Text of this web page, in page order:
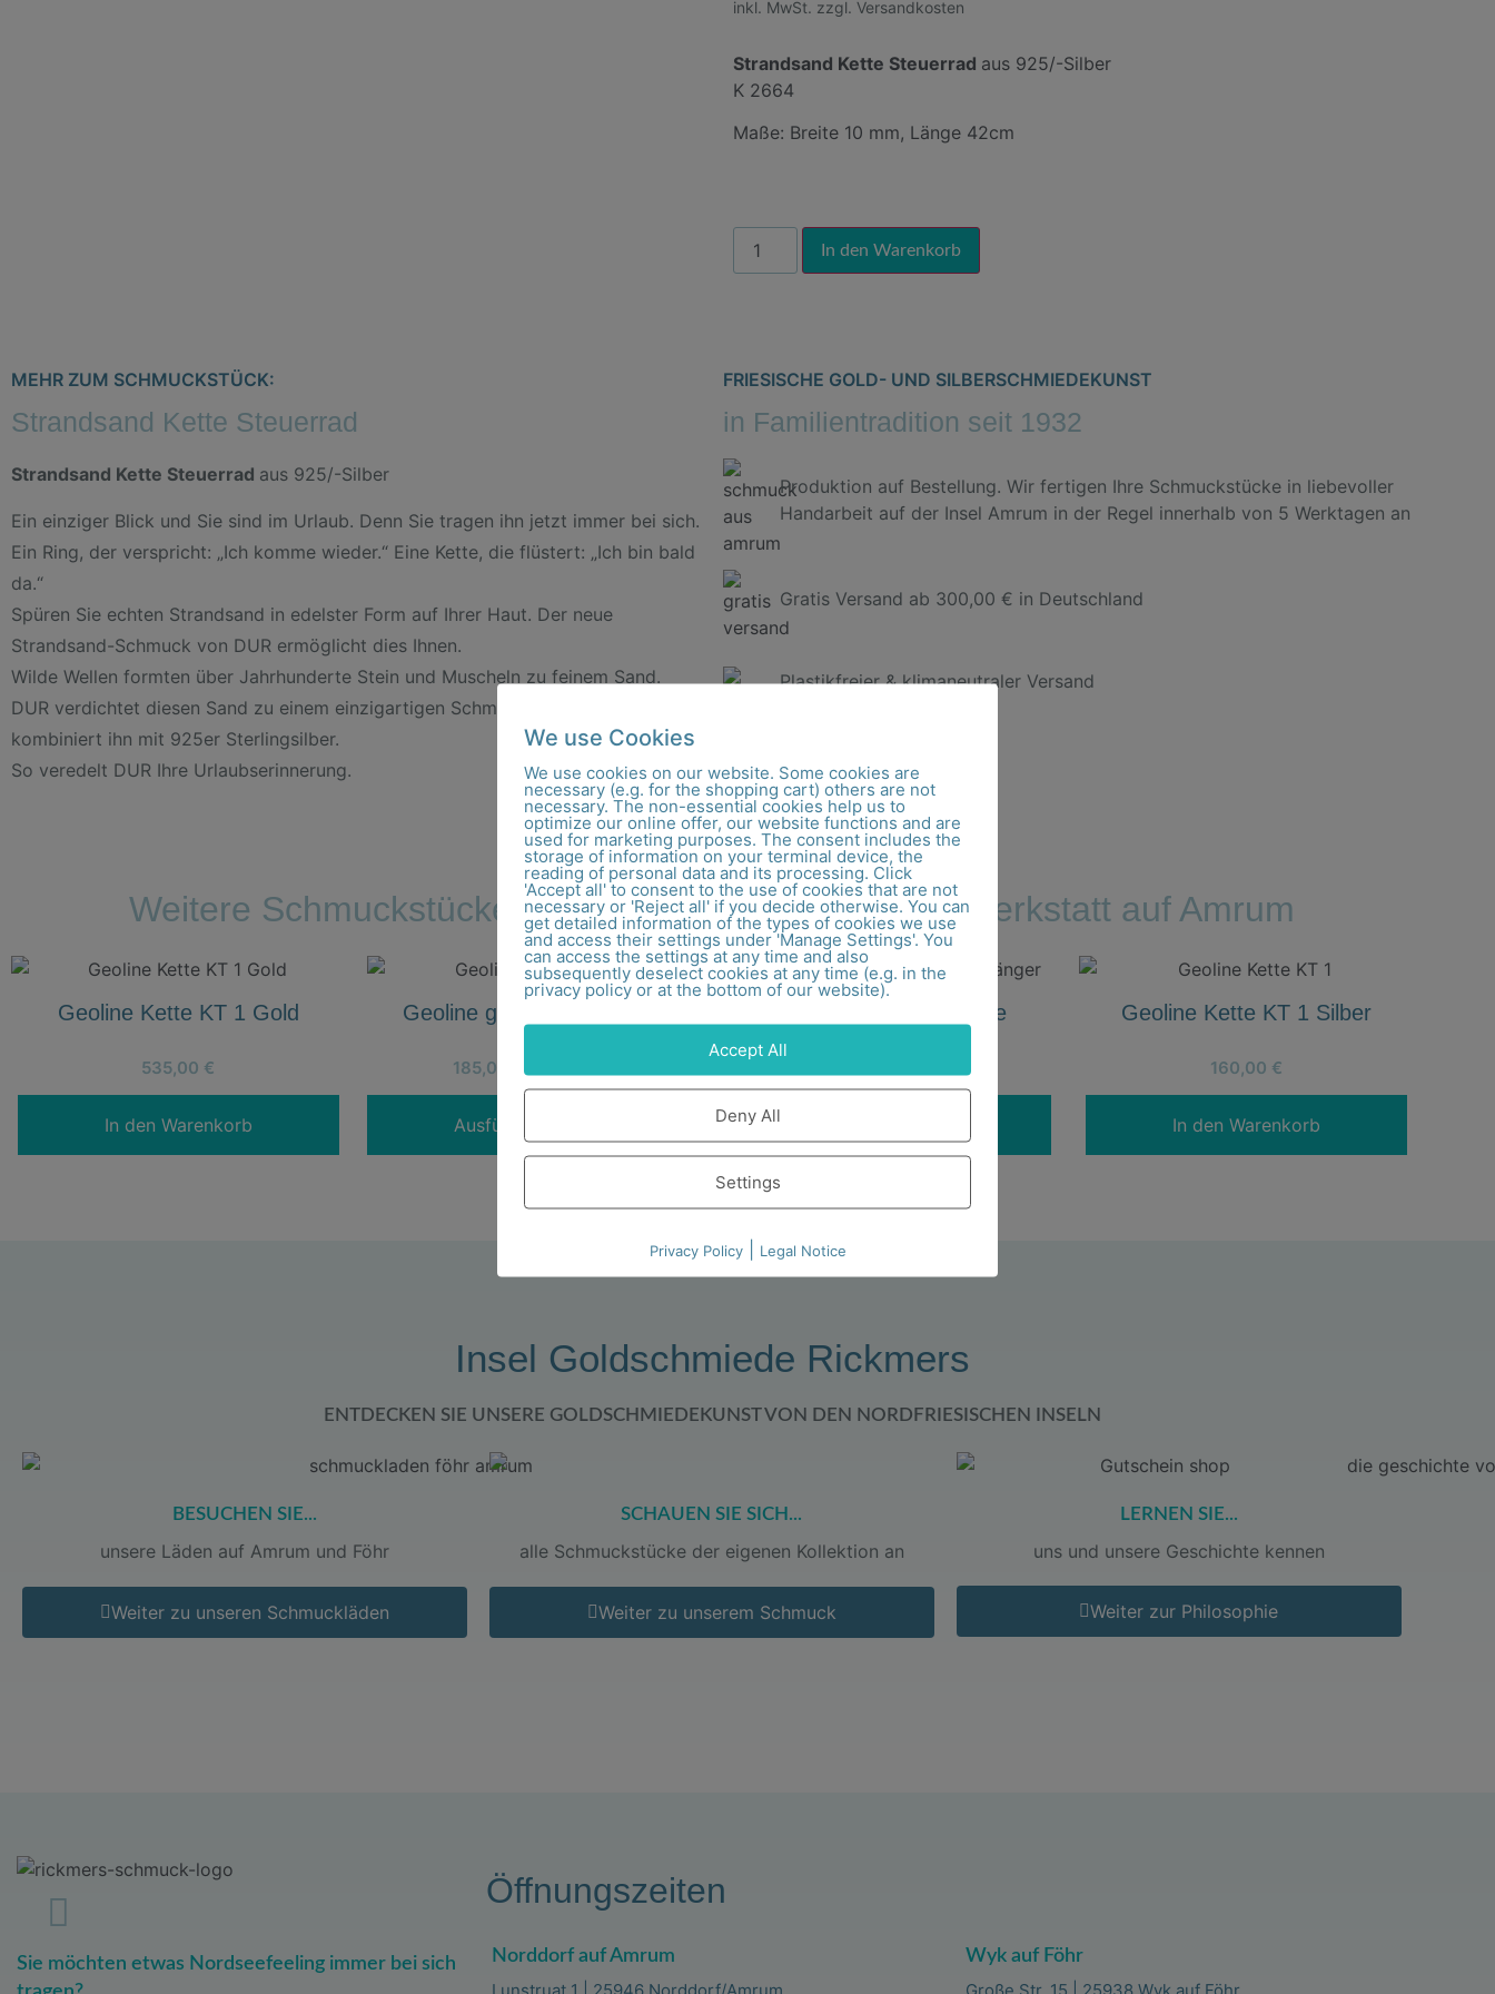
inkl. MwSt. zzgl. Versandkosten
Strandsand Kette Steuerrad aus 925/-Silber
K 2664
Maße: Breite 10 mm, Länge 42cm
In den Warenkorb
MEHR ZUM SCHMUCKSTÜCK:
Strandsand Kette Steuerrad
Strandsand Kette Steuerrad aus 925/-Silber
Ein einziger Blick und Sie sind im Urlaub. Denn Sie tragen ihn jetzt immer bei sich.
Ein Ring, der verspricht: „Ich komme wieder.“ Eine Kette, die flüstert: „Ich bin bald
da.“
Spüren Sie echten Strandsand in edelster Form auf Ihrer Haut. Der neue
Strandsand-Schmuck von DUR ermöglicht dies Ihnen.
Wilde Wellen formten über Jahrhunderte Stein und Muscheln zu feinem Sand.
DUR verdichtet diesen Sand zu einem einzigartigen Schmuckstück und
kombiniert ihn mit 925er Sterlingsilber.
So veredelt DUR Ihre Urlaubserinnerung.
FRIESISCHE GOLD- UND SILBERSCHMIEDEKUNST
in Familientradition seit 1932
Produktion auf Bestellung. Wir fertigen Ihre Schmuckstücke in liebevoller
Handarbeit auf der Insel Amrum in der Regel innerhalb von 5 Werktagen an
Gratis Versand ab 300,00 € in Deutschland
Plastikfreier & klimaneutraler Versand
Weitere Schmuckstücke aus unserer Goldschmiede Werkstatt auf Amrum
Geoline Kette KT 1 Gold
535,00 €
In den Warenkorb
Geoline große Tonne TO 1
185,00 –
Ausführung wählen
Flora Mare Kriechweide
Geoline Kette KT 1 Silber
160,00 €
In den Warenkorb
Insel Goldschmiede Rickmers
ENTDECKEN SIE UNSERE GOLDSCHMIEDEKUNST VON DEN NORDFRIESISCHEN INSELN
BESUCHEN SIE...
unsere Läden auf Amrum und Föhr
Weiter zu unseren Schmuckläden
SCHAUEN SIE SICH...
alle Schmuckstücke der eigenen Kollektion an
Weiter zu unserem Schmuck
LERNEN SIE...
uns und unsere Geschichte kennen
Weiter zur Philosophie
Öffnungszeiten
Sie möchten etwas Nordseefeeling immer bei sich
Norddorf auf Amrum Wyk auf Föhr
We use Cookies
We use cookies on our website. Some cookies are
necessary (e.g. for the shopping cart) others are not
necessary. The non-essential cookies help us to
optimize our online offer, our website functions and are
used for marketing purposes. The consent includes the
storage of information on your terminal device, the
reading of personal data and its processing. Click
'Accept all' to consent to the use of cookies that are not
necessary or 'Reject all' if you decide otherwise. You can
get detailed information of the types of cookies we use
and access their settings under 'Manage Settings'. You
can access the settings at any time and also
subsequently deselect cookies at any time (e.g. in the
privacy policy or at the bottom of our website).
Accept All
Deny All
Settings
Privacy Policy| Legal Notice